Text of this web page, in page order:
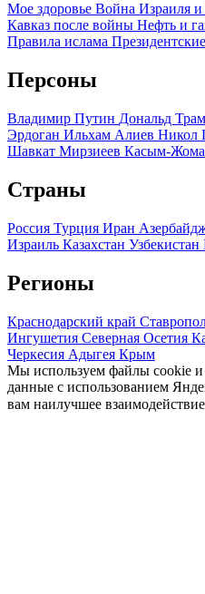
Мое здоровье Война Израиля
Кавказ после войны Нефть и
Правила ислама
Персоны
Владимир Путин Дональд
Эрдоган Ильхам Алиев Никол
Шавкат Мирзиеев Касым-
Страны
Россия Турция Иран
Израиль Казахстан Узбекистан
Регионы
Краснодарский край
Ингушетия Северная Осетия
Черкесия Адыгея Крым
Мы используем файлы cookie и
данные с использованием
вам наилучшее